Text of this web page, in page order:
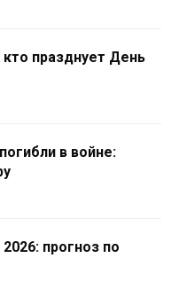
кто празднует День
в войне:
прогноз по